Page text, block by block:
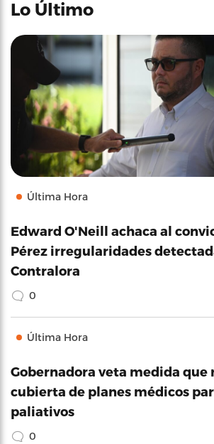
Lo Último
Última Hora
Edward O'Neill achaca al
Pérez irregularidades
Contralora
0
Última Hora
Gobernadora veta medida que
cubierta de planes médicos
paliativos
0